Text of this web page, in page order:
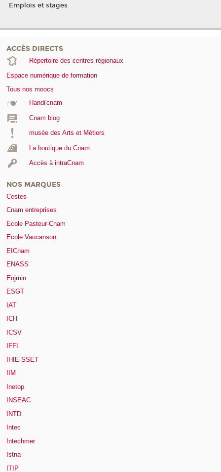
Emplois et stages
ACCÈS DIRECTS
Répertoire des centres régionaux
Espace numérique de formation
Tous nos moocs
Handi'cnam
Cnam blog
musée des Arts et Métiers
La boutique du Cnam
Accès à intraCnam
NOS MARQUES
Cestes
Cnam entreprises
Ecole Pasteur-Cnam
Ecole Vaucanson
EICnam
ENASS
Enjmin
ESGT
IAT
ICH
ICSV
IFFI
IHIE-SSET
IIM
Inetop
INSEAC
INTD
Intec
Intechmer
Istna
ITIP